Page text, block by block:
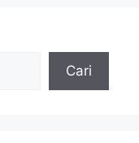
Cari